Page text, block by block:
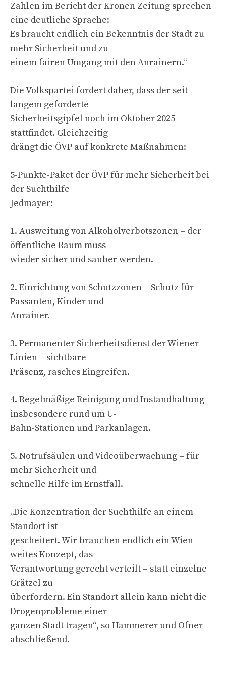
Zahlen im Bericht der Kronen Zeitung sprechen
eine deutliche Sprache:
Es braucht endlich ein Bekenntnis der Stadt zu
mehr Sicherheit und zu
einem fairen Umgang mit den Anrainern.“
Die Volkspartei fordert daher, dass der seit
langem geforderte
Sicherheitsgipfel noch im Oktober 2025
stattfindet. Gleichzeitig
drängt die ÖVP auf konkrete Maßnahmen:
5-Punkte-Paket der ÖVP für mehr Sicherheit bei
der Suchthilfe
Jedmayer:
1. Ausweitung von Alkoholverbotszonen – der
öffentliche Raum muss
wieder sicher und sauber werden.
2. Einrichtung von Schutzzonen – Schutz für
Passanten, Kinder und
Anrainer.
3. Permanenter Sicherheitsdienst der Wiener
Linien – sichtbare
Präsenz, rasches Eingreifen.
4. Regelmäßige Reinigung und Instandhaltung –
insbesondere rund um U-
Bahn-Stationen und Parkanlagen.
5. Notrufsäulen und Videoüberwachung – für
mehr Sicherheit und
schnelle Hilfe im Ernstfall.
„Die Konzentration der Suchthilfe an einem
Standort ist
gescheitert. Wir brauchen endlich ein Wien-
weites Konzept, das
Verantwortung gerecht verteilt – statt einzelne
Grätzel zu
überfordern. Ein Standort allein kann nicht die
Drogenprobleme einer
ganzen Stadt tragen“, so Hammerer und Ofner
abschließend.